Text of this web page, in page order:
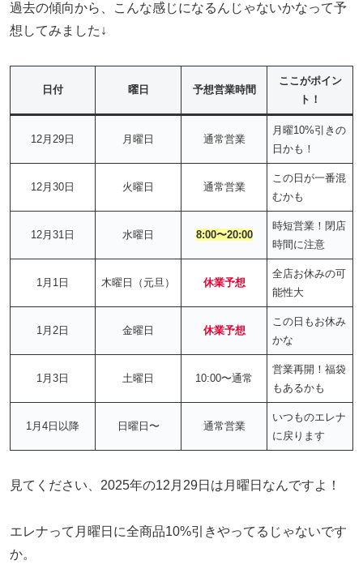
過去の傾向から、こんな感じになるんじゃないかなって予
想してみました↓
日付 曜日 予想営業時間
ここがポイン
ト！
12月29日 月曜日 通常営業
月曜10%引きの
日かも！
12月30日 火曜日 通常営業
この日が一番混
むかも
12月31日 水曜日 8:00〜20:00
時短営業！閉店
時間に注意
1月1日 木曜日（元旦） 休業予想
全店お休みの可
能性大
1月2日 金曜日 休業予想
この日もお休み
かな
1月3日 土曜日 10:00〜通常
営業再開！福袋
もあるかも
1月4日以降 日曜日〜 通常営業
いつものエレナ
に戻ります
見てください、2025年の12月29日は月曜日なんですよ！
エレナって月曜日に全商品10%引きやってるじゃないです
か。